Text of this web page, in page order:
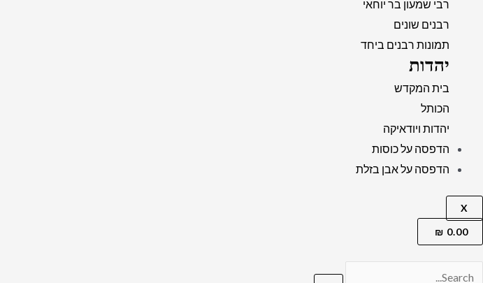
רבי שמעון בר יוחאי
רבנים שונים
תמונות רבנים ביחד
יהדות
בית המקדש
הכותל
יהדות ויודאיקה
הדפסה על כוסות
הדפסה על אבן בזלת
X
0.00
₪